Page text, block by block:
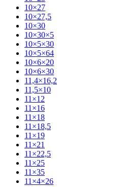
10×27
10×27,5
10×30
10×30×5
10×5×30
10×5×64
10×6×20
10×6×30
11,4×16,2
11,5×10
11×12
11×16
11×18
11×18,5
11×19
11×21
11×22,5
11×25
11×35
11×4×26